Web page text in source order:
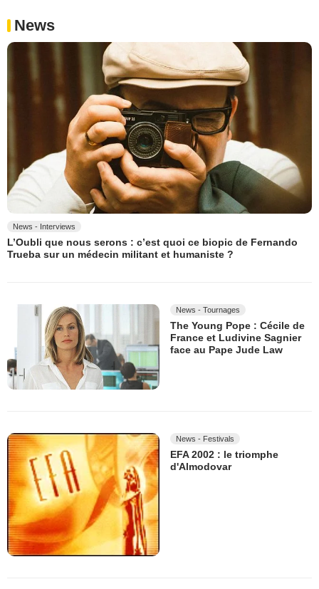
News
News - Interviews
L’Oubli que nous serons : c’est quoi ce biopic de Fernando
Trueba sur un médecin militant et humaniste ?
News - Tournages
The Young Pope : Cécile de
France et Ludivine Sagnier
face au Pape Jude Law
News - Festivals
EFA 2002 : le triomphe
d'Almodovar